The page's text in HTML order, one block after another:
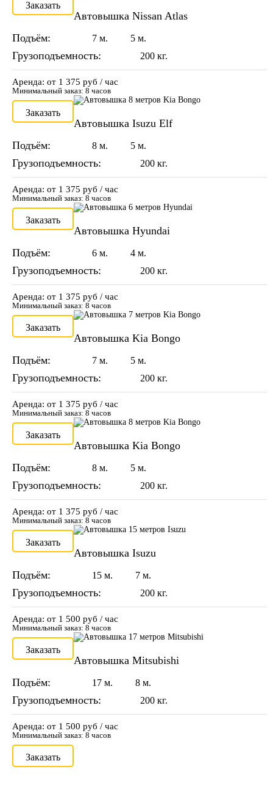
Заказать
Автовышка Nissan Atlas
Подъём:
7 м. 5 м.
Грузоподъемность: 200 кг.
Аренда: от 1 375 руб / час
Минимальный заказ: 8 часов
Заказать
Автовышка Isuzu Elf
Подъём:
8 м. 5 м.
Грузоподъемность: 200 кг.
Аренда: от 1 375 руб / час
Минимальный заказ: 8 часов
Заказать
Автовышка Hyundai
Подъём:
6 м. 4 м.
Грузоподъемность: 200 кг.
Аренда: от 1 375 руб / час
Минимальный заказ: 8 часов
Заказать
Автовышка Kia Bongo
Подъём:
7 м. 5 м.
Грузоподъемность: 200 кг.
Аренда: от 1 375 руб / час
Минимальный заказ: 8 часов
Заказать
Автовышка Kia Bongo
Подъём:
8 м. 5 м.
Грузоподъемность: 200 кг.
Аренда: от 1 375 руб / час
Минимальный заказ: 8 часов
Заказать
Автовышка Isuzu
Подъём:
15 м. 7 м.
Грузоподъемность: 200 кг.
Аренда: от 1 500 руб / час
Минимальный заказ: 8 часов
Заказать
Автовышка Mitsubishi
Подъём:
17 м. 8 м.
Грузоподъемность: 200 кг.
Аренда: от 1 500 руб / час
Минимальный заказ: 8 часов
Заказать